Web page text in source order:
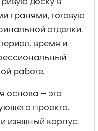
доску в
гранями, готовую
отделки.
время и
работе.
основа — это
проекта,
изящный корпус.